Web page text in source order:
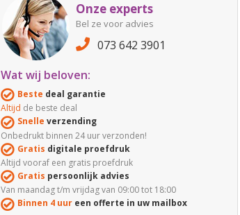
Onze experts
Bel ze voor advies
073 642 3901
Wat wij beloven:
Beste deal garantie
Altijd de beste deal
Snelle verzending
Onbedrukt binnen 24 uur verzonden!
Gratis digitale proefdruk
Altijd vooraf een gratis proefdruk
Gratis persoonlijk advies
Van maandag t/m vrijdag van 09:00 tot 18:00
Binnen 4 uureen offerte in uw mailbox